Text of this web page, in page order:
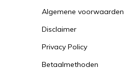
Algemene voorwaarden
Disclaimer
Privacy Policy
Betaalmethoden